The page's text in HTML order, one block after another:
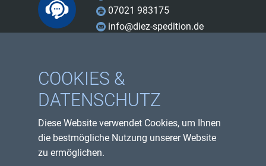
07021 983175
info@diez-spedition.de
Instagram
Youtube
Impressum
Datenschutzerklärung
COOKIES &
DATENSCHUTZ
Diese Website verwendet Cookies, um Ihnen
die bestmögliche Nutzung unserer Website
zu ermöglichen.